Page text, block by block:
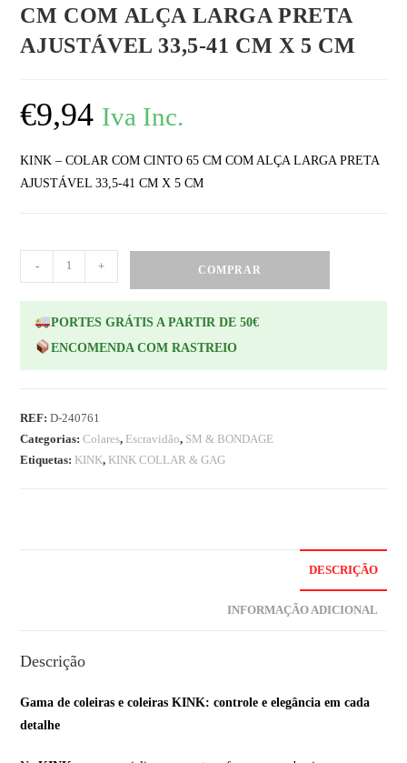
CM COM ALÇA LARGA PRETA
AJUSTÁVEL 33,5-41 CM X 5 CM
€9,94 Iva Inc.
KINK – COLAR COM CINTO 65 CM COM ALÇA LARGA PRETA
AJUSTÁVEL 33,5-41 CM X 5 CM
- + COMPRAR
PORTES GRÁTIS A PARTIR DE 50€
ENCOMENDA COM RASTREIO
REF:D-240761
Categorias:Colares, Escravidão, SM & BONDAGE
Etiquetas: KINK, KINK COLLAR & GAG
DESCRIÇÃO
INFORMAÇÃO ADICIONAL
Descrição
Gama de coleiras e coleiras KINK: controle e elegância em cada
detalhe